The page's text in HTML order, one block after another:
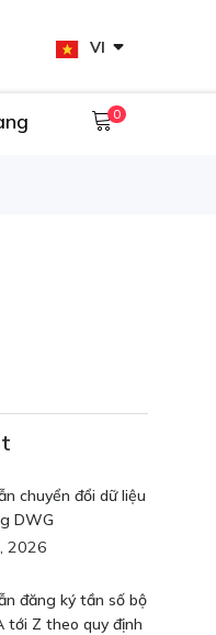
VI
0
chuyển đổi dữ liệu
DWG
2026
đăng ký tần số bộ
tới Z theo quy định